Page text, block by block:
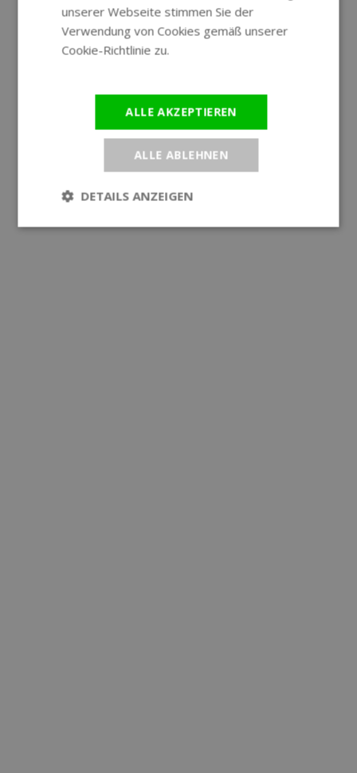
unserer Webseite stimmen Sie der
Verwendung von Cookies gemäß unserer
Cookie-Richtlinie zu.
ALLE AKZEPTIEREN
ALLE ABLEHNEN
DETAILS ANZEIGEN